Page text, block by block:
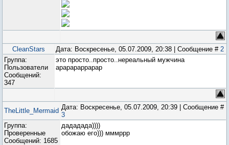
CleanStars Дата: Воскресенье, 05.07.2009, 20:38 | Сообщение # 2
Группа:
Пользователи
Сообщений:
347
это просто..просто..нереальный мужчина
арарараррарар
TheLittle_Mermaid Дата: Воскресенье, 05.07.2009, 20:39 | Сообщение #
3
Группа:
Проверенные
Сообщений: 1685
дададада))))
обожаю его))) мммррр